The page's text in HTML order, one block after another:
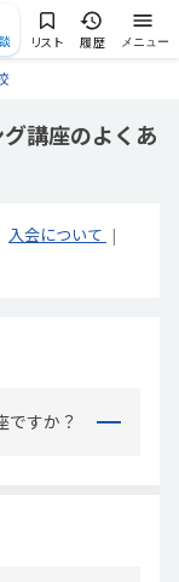
リスト 履歴 メニュー
講座のよくあ
入会について
ですか？